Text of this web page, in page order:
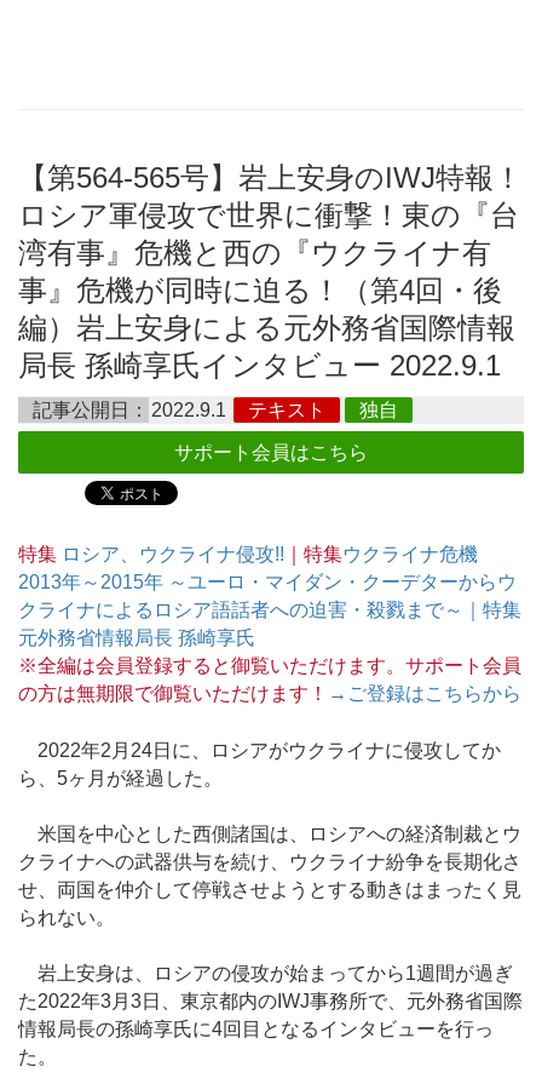
【第564-565号】岩上安身のIWJ特報！
ロシア軍侵攻で世界に衝撃！東の『台
湾有事』危機と西の『ウクライナ有
事』危機が同時に迫る！（第4回・後
編）岩上安身による元外務省国際情報
局長 孫崎享氏インタビュー 2022.9.1
記事公開日： 2022.9.1 テキスト 独自
サポート会員はこちら
特集 ロシア、ウクライナ侵攻!! ｜特集ウクライナ危機
2013年～2015年 ～ユーロ・マイダン・クーデターからウ
クライナによるロシア語話者への迫害・殺戮まで～｜特集
元外務省情報局長 孫崎享氏
※全編は会員登録すると御覧いただけます。サポート会員
の方は無期限で御覧いただけます！ →ご登録はこちらから
2022年2月24日に、ロシアがウクライナに侵攻してか
ら、5ヶ月が経過した。
米国を中心とした西側諸国は、ロシアへの経済制裁とウ
クライナへの武器供与を続け、ウクライナ紛争を長期化さ
せ、両国を仲介して停戦させようとする動きはまったく見
られない。
岩上安身は、ロシアの侵攻が始まってから1週間が過ぎ
た2022年3月3日、東京都内のIWJ事務所で、元外務省国際
情報局長の孫崎享氏に4回目となるインタビューを行っ
た。